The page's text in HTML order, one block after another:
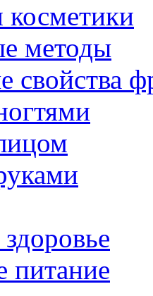
методы
свойства
питание